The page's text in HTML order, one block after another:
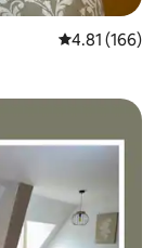
Calificación
4.81 (166)